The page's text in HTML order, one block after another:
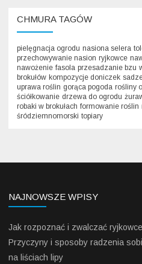
CHMURA TAGÓW
pielęgnacja ogrodu nasiona selera
przechowywanie nasion ryjkowce
nawożenie fasola przesadzanie bzu
brokułów kompozycje doniczek
uprawa roślin gorąca pogoda rośliny
ściółkowanie drzewa do ogrodu
robaki w brokułach formowanie roślin
śródziemnomorski topiary
NAJNOWSZE WPISY
Jak rozpoznać i zwalczać
Przyczyny i sposoby radzenia
na liściach lipy